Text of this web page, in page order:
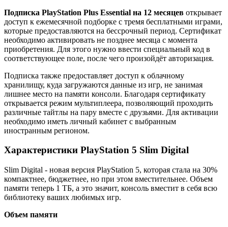
Подписка PlayStation Plus Essential на 12 месяцев открывает
доступ к ежемесячной подборке с тремя бесплатными играми,
которые предоставляются на бессрочный период. Сертификат
необходимо активировать не позднее месяца с момента
приобретения. Для этого нужно ввести специальный код в
соответствующее поле, после чего произойдёт авторизация.
Подписка также предоставляет доступ к облачному
хранилищу, куда загружаются данные из игр, не занимая
лишнее место на памяти консоли. Благодаря сертификату
открывается режим мультиплеера, позволяющий проходить
различные тайтлы на пару вместе с друзьями. Для активации
необходимо иметь личный кабинет с выбранным
иностранным регионом.
Характеристики PlayStation 5 Slim Digital
Slim Digital - новая версия PlayStation 5, которая стала на 30%
компактнее, бюджетнее, но при этом вместительнее. Объем
памяти теперь 1 ТБ, а это значит, консоль вместит в себя всю
библиотеку ваших любимых игр.
Объем памяти